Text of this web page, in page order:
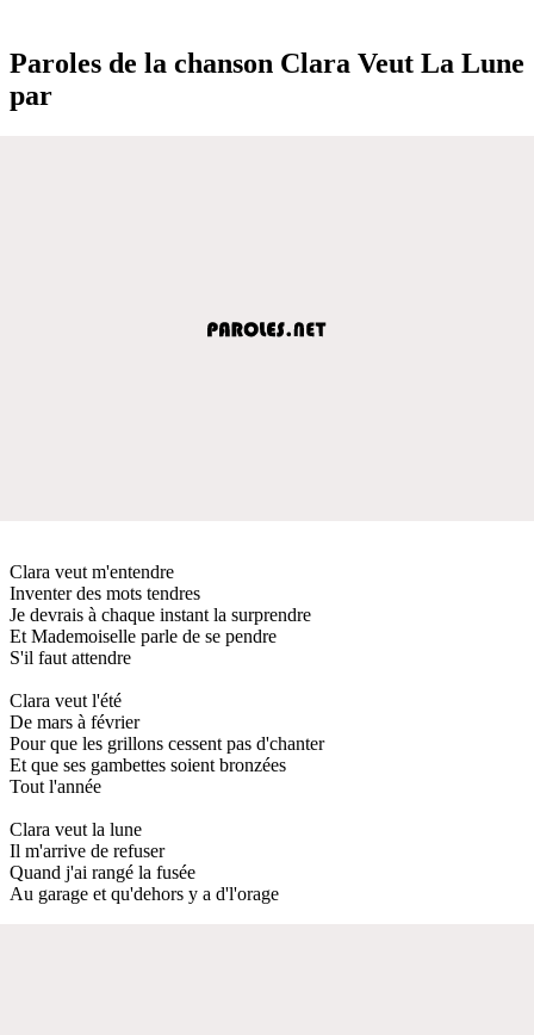
Paroles de la chanson Clara Veut La Lune
par
Clara veut m'entendre
Inventer des mots tendres
Je devrais à chaque instant la surprendre
Et Mademoiselle parle de se pendre
S'il faut attendre
Clara veut l'été
De mars à février
Pour que les grillons cessent pas d'chanter
Et que ses gambettes soient bronzées
Tout l'année
Clara veut la lune
Il m'arrive de refuser
Quand j'ai rangé la fusée
Au garage et qu'dehors y a d'l'orage